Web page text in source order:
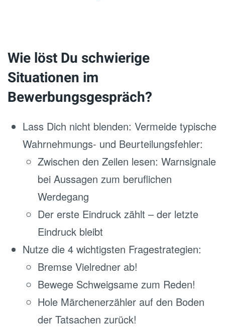
Wie löst Du schwierige
Situationen im
Bewerbungsgespräch?
Lass Dich nicht blenden: Vermeide typische
Wahrnehmungs- und Beurteilungsfehler:
Zwischen den Zeilen lesen: Warnsignale
bei Aussagen zum beruflichen
Werdegang
Der erste Eindruck zählt – der letzte
Eindruck bleibt
Nutze die 4 wichtigsten Fragestrategien:
Bremse Vielredner ab!
Bewege Schweigsame zum Reden!
Hole Märchenerzähler auf den Boden
der Tatsachen zurück!